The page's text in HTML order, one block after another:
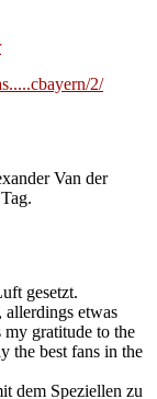
2/
Van der
gesetzt.
allerdings etwas
gratitude to the
the best fans in the
dem Speziellen zu